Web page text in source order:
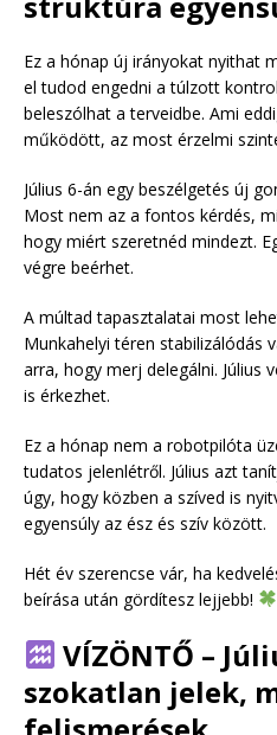
Ez a hónap új irányokat nyithat
el tudod engedni a túlzott
beleszólhat a terveidbe. Ami
működött, az most érzelmi
Július 6-án egy beszélgetés új
Most nem az a fontos kérdés,
hogy miért szeretnéd mindezt.
végre beérhet.
A múltad tapasztalatai most
Munkahelyi téren stabilizálódás
arra, hogy merj delegálni. Július
is érkezhet.
Ez a hónap nem a robotpilóta
tudatos jelenlétről. Július azt
úgy, hogy közben a szíved is
egyensúly az ész és szív között.
Hét év szerencse vár, ha
beírása után gördítesz lejjebb!
VÍZÖNTŐ –
szokatlan jelek,